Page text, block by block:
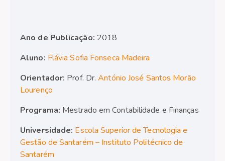
Ano de Publicação: 2018
Aluno: Flávia Sofia Fonseca Madeira
Orientador: Prof. Dr.António José Santos Morão
Lourenço
Programa: Mestrado em Contabilidade e Finanças
Universidade: Escola Superior de Tecnologia e
Gestão de Santarém – Instituto Politécnico de
Santarém